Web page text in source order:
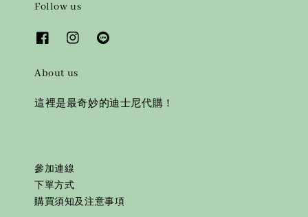
Follow us
About us
這裡是最奇妙的迪士尼代購！
參加連線
下單方式
購買須知及注意事項